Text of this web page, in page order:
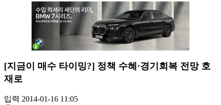
[지금이 매수 타이밍?] 정책 수혜·경기회복 전망 호
재로
입력 2014-01-16 11:05